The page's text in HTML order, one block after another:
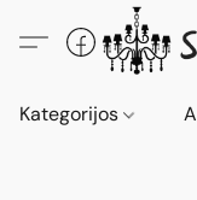
Kategorijos